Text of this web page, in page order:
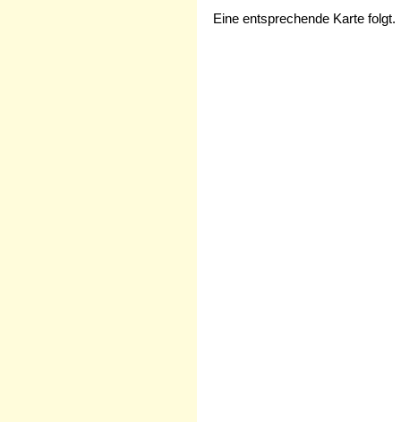
Eine entsprechende Karte folgt.